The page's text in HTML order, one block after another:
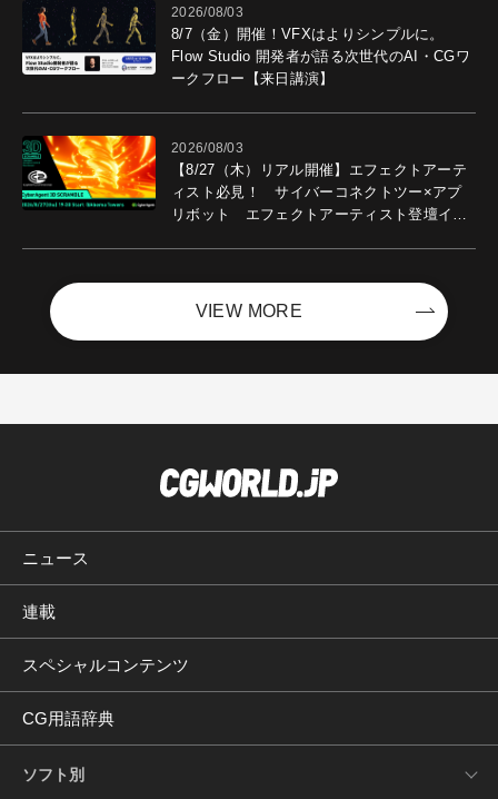
2026/08/03
8/7（金）開催！VFXはよりシンプルに。
Flow Studio 開発者が語る次世代のAI・CGワ
ークフロー【来日講演】
2026/08/03
【8/27（木）リアル開催】エフェクトアーテ
ィスト必見！ サイバーコネクトツー×アプ
リボット エフェクトアーティスト登壇イベ
VIEW MORE
ニュース
連載
スペシャルコンテンツ
CG用語辞典
ソフト別